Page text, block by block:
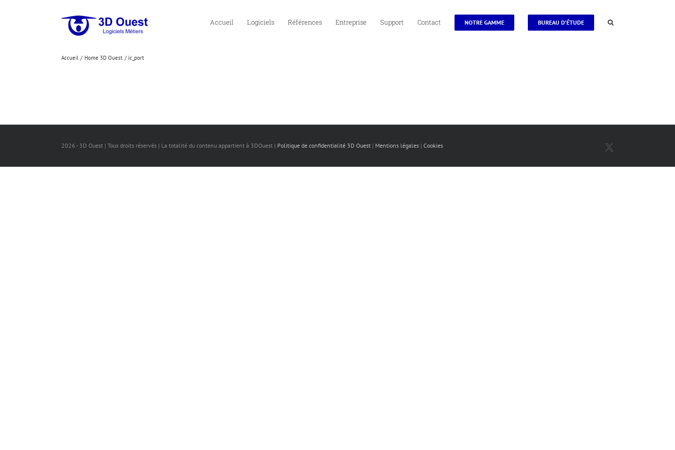
Accueil Logiciels Références Entreprise Support Contact NOTRE GAMME BUREAU D’ÉTUDE
Accueil Home 3D Ouest ic_port
2026 - 3D Ouest | Tous droits réservés | La totalité du contenu appartient à 3DOuest | Politique de confidentialité 3D Ouest | Mentions légales | Cookies